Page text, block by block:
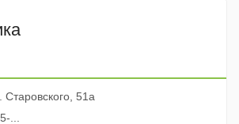
51а
...